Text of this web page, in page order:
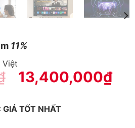
11%
Việt
13,400,000₫
TỐT NHẤT